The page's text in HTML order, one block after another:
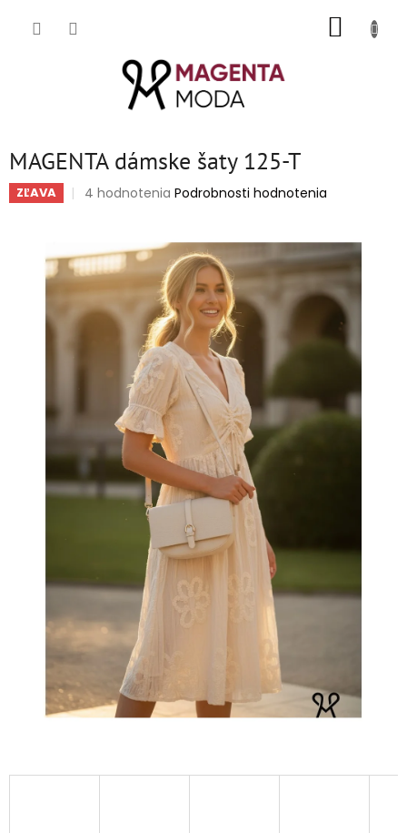
MAGENTA dámske šaty 125-T
ZĽAVA
Priemerné
5,0
z
5
hviezdičiek.
4 hodnotenia Podrobnosti hodnotenia